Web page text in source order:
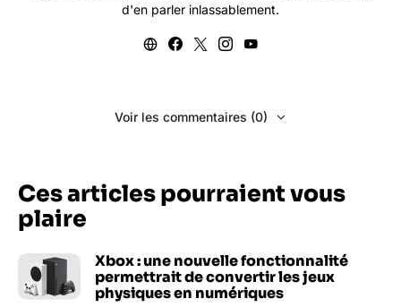
d'en parler inlassablement.
Voir les commentaires (0)
Ces articles pourraient vous
plaire
Xbox : une nouvelle fonctionnalité
permettrait de convertir les jeux
physiques en numériques